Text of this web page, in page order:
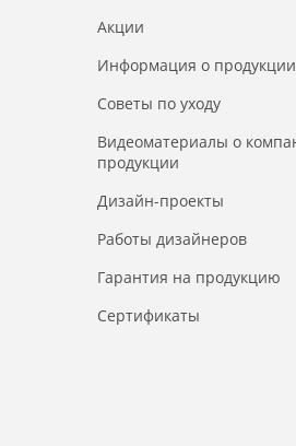
Акции
Информация о продукции
Советы по уходу
Видеоматериалы о
продукции
Дизайн-проекты
Работы дизайнеров
Гарантия на продукцию
Сертификаты